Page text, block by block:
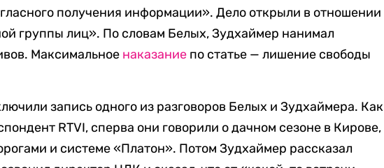
получения информации». Дело открыли в отношении
группы лиц». По словам Белых, Зудхаймер нанимал
Максимальное наказание по статье — лишение свободы
запись одного из разговоров Белых и Зудхаймера. Как
RTVI, сперва они говорили о дачном сезоне в Кирове,
и системе «Платон». Потом Зудхаймер рассказал